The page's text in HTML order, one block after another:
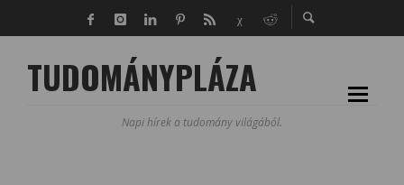
TUDOMÁNYPLÁZA
Napi hírek a tudomány világából.